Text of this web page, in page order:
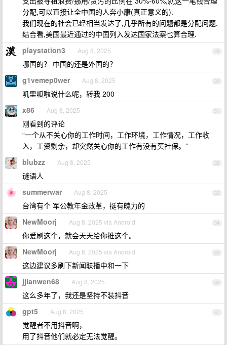
分配,可以直接让全中国的人奔小康(真正意义的).
我们现在的社会已经相当发达了,几乎所有的问题都是分配问题.
结合看,美国最近通过的中国列入发达国家法案也算合理.
29
playstation3 Aug 8, 2025
哪国的？ 中国的还是外国的？
30
g1vemep0wer Aug 8, 2025
叽里呱啦说什么呢，转我 200
31
x86 Aug 8, 2025
刚看到的评论
“一个从不关心你的工作时间，工作环境，工作情况，工作收
入，工资剩余，却突然关心你的工作有没有买社保。”
32
blubzz Aug 8, 2025
谜语人
33
summerwar Aug 8, 2025
台湾有个 军公教年金改革，挺有魄力的
34
NewMoorj Aug 8, 2025 via Android
你爱刷这个，就会天天给你推这个。
35
NewMoorj Aug 8, 2025 via Android
这边建议多刷下新闻联播中和一下
36
jjianwen68 Aug 8, 2025
这么多年了，我还是坚持不装抖音
37
gpt5 Aug 8, 2025
觉醒者不用抖音啊，
用了抖音他们就必定无法觉醒。